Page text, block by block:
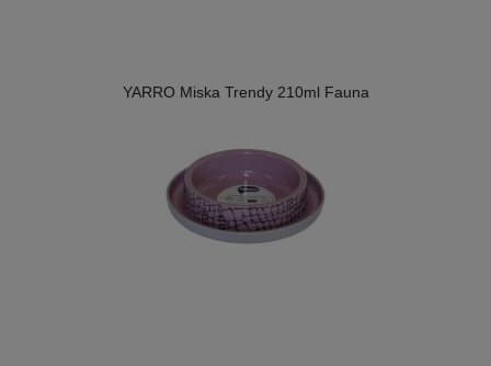
YARRO Miska Trendy 210ml Fauna